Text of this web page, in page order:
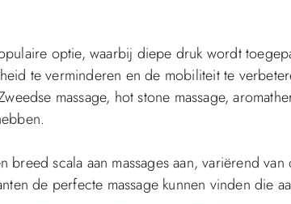
optie, waarbij diepe druk wordt
te verminderen en de mobiliteit te
massage, hot stone massage,
scala aan massages aan, variërend van
de perfecte massage kunnen vinden die